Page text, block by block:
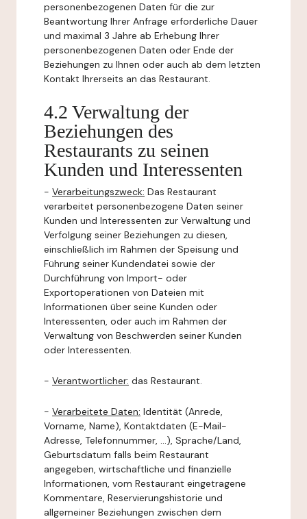
personenbezogenen Daten für die zur
Beantwortung Ihrer Anfrage erforderliche Dauer
und maximal 3 Jahre ab Erhebung Ihrer
personenbezogenen Daten oder Ende der
Beziehungen zu Ihnen oder auch ab dem letzten
Kontakt Ihrerseits an das Restaurant.
4.2 Verwaltung der
Beziehungen des
Restaurants zu seinen
Kunden und Interessenten
- Verarbeitungszweck: Das Restaurant
verarbeitet personenbezogene Daten seiner
Kunden und Interessenten zur Verwaltung und
Verfolgung seiner Beziehungen zu diesen,
einschließlich im Rahmen der Speisung und
Führung seiner Kundendatei sowie der
Durchführung von Import- oder
Exportoperationen von Dateien mit
Informationen über seine Kunden oder
Interessenten, oder auch im Rahmen der
Verwaltung von Beschwerden seiner Kunden
oder Interessenten.
- Verantwortlicher: das Restaurant.
- Verarbeitete Daten: Identität (Anrede,
Vorname, Name), Kontaktdaten (E-Mail-
Adresse, Telefonnummer, ...), Sprache/Land,
Geburtsdatum falls beim Restaurant
angegeben, wirtschaftliche und finanzielle
Informationen, vom Restaurant eingetragene
Kommentare, Reservierungshistorie und
allgemeiner Beziehungen zwischen dem